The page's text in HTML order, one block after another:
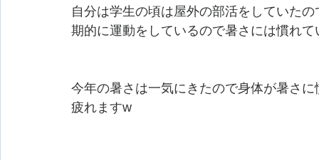
自分は学生の頃は屋外の部活をしていた
期的に運動をしているので暑さには慣れ
今年の暑さは一気にきたので身体が暑さ
疲れますw